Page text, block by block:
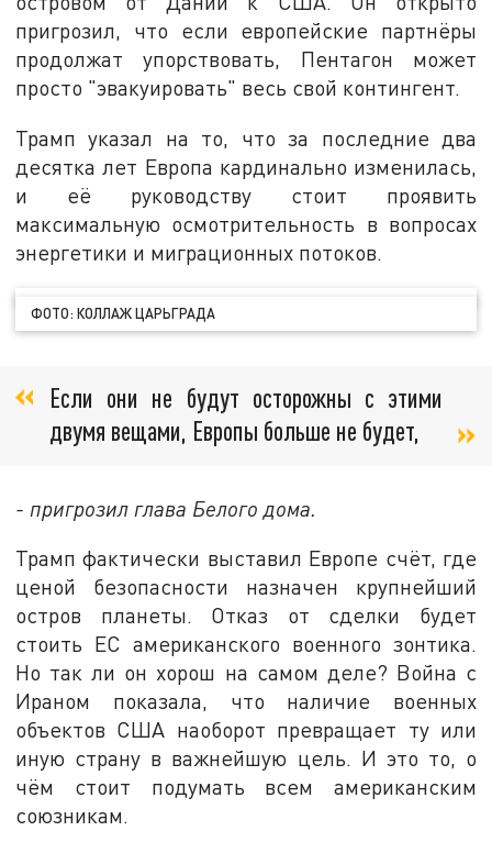
пригрозил, что если европейские партнёры
продолжат упорствовать, Пентагон может
просто "эвакуировать" весь свой контингент.
Трамп указал на то, что за последние два
десятка лет Европа кардинально изменилась,
и её руководству стоит проявить
максимальную осмотрительность в вопросах
энергетики и миграционных потоков.
ФОТО: КОЛЛАЖ ЦАРЬГРАДА
Если они не будут осторожны с этими
двумя вещами, Европы больше не будет,
- пригрозил глава Белого дома.
Трамп фактически выставил Европе счёт, где
ценой безопасности назначен крупнейший
остров планеты. Отказ от сделки будет
стоить ЕС американского военного зонтика.
Но так ли он хорош на самом деле? Война с
Ираном показала, что наличие военных
объектов США наоборот превращает ту или
иную страну в важнейшую цель. И это то, о
чём стоит подумать всем американским
союзникам.